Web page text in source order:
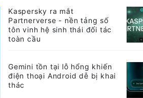
Kaspersky ra mắt
Partnerverse - nền tảng số
tôn vinh hệ sinh thái đối tác
toàn cầu
Gemini tồn tại lỗ hổng khiến
điện thoại Android dễ bị khai
thác